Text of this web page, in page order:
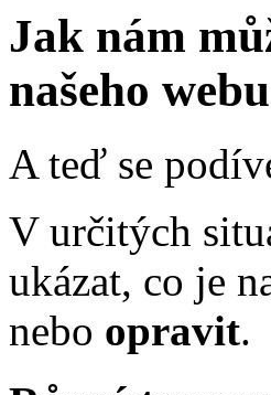
Jak nám
našeho webu
A teď se
V určitých
ukázat, co je
nebo opravit.